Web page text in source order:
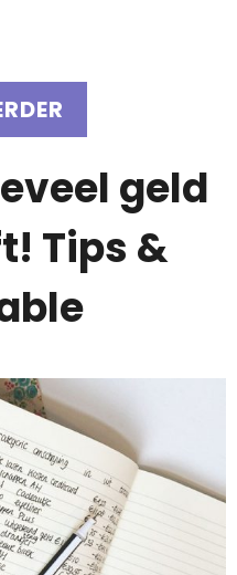
geld
Tips &